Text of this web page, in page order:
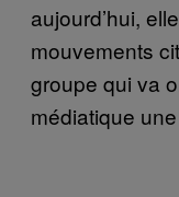
aujourd’hui,
mouvements
groupe qui va
médiatique